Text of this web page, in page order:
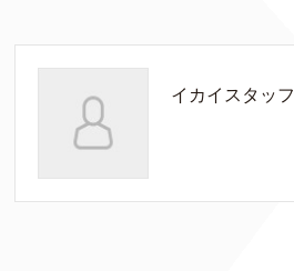
イカイスタッフ